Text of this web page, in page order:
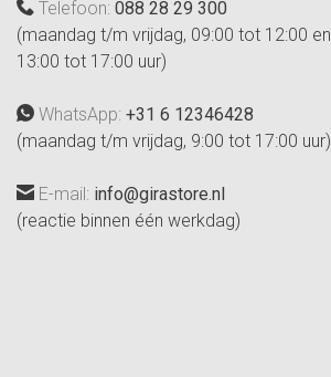
Telefoon: 088 28 29 300
(maandag t/m vrijdag, 09:00 tot 12:00 en
13:00 tot 17:00 uur)
WhatsApp: +31 6 12346428
(maandag t/m vrijdag, 9:00 tot 17:00 uur)
E-mail: info@girastore.nl
(reactie binnen één werkdag)